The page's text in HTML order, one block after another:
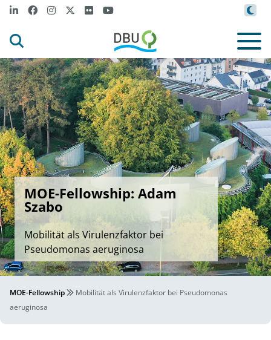
MOE-Fellowship: Adam
Szabo
Mobilität als Virulenzfaktor bei
Pseudomonas aeruginosa
MOE-Fellowship
Mobilität als Virulenzfaktor bei Pseudomonas
aeruginosa